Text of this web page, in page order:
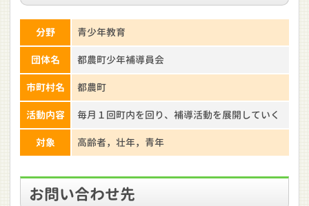
分野 青少年教育
団体名 都農町少年補導員会
市町村名 都農町
活動内容 毎月１回町内を回り、補導活動を展開していく
対象 高齢者，壮年，青年
お問い合わせ先